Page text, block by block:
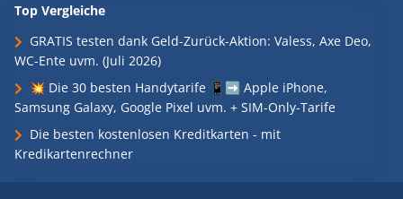
Top Vergleiche
GRATIS testen dank Geld-Zurück-Aktion: Valess, Axe Deo,
WC-Ente uvm. (Juli 2026)
💥 Die 30 besten Handytarife 📱➡️ Apple iPhone,
Samsung Galaxy, Google Pixel uvm. + SIM-Only-Tarife
Die besten kostenlosen Kreditkarten - mit
Kredikartenrechner